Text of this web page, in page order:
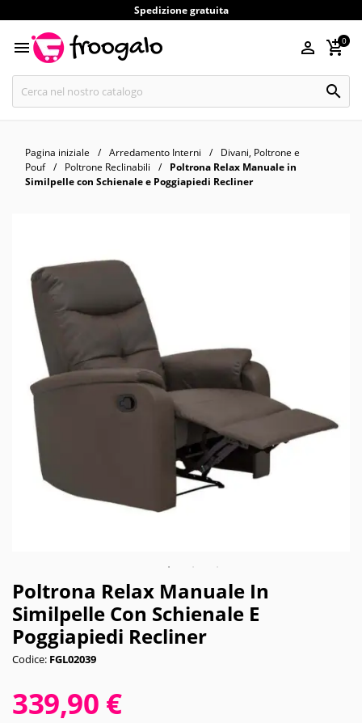
Spedizione gratuita
  0

Pagina iniziale Arredamento Interni
Divani, Poltrone e
Pouf
Poltrone Reclinabili
Poltrona Relax Manuale in
Similpelle con Schienale e Poggiapiedi Recliner
Poltrona Relax Manuale In
Similpelle Con Schienale E
Poggiapiedi Recliner
Codice: FGL02039
339,90 €